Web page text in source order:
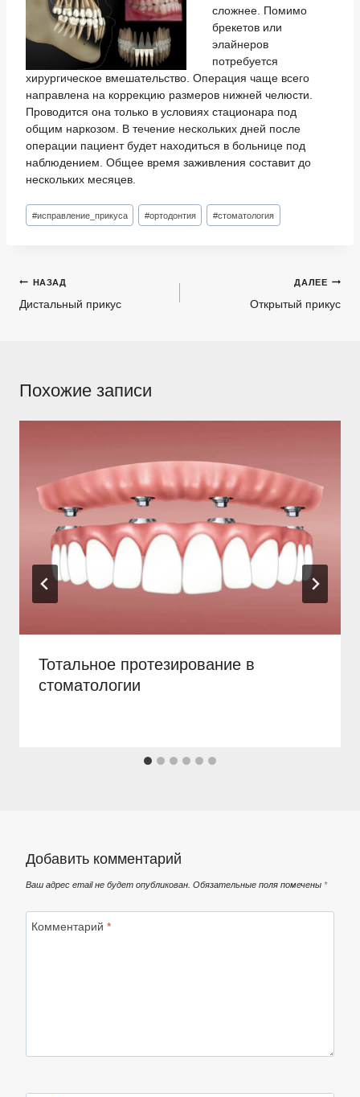
сложнее. Помимо
брекетов или
элайнеров
потребуется
хирургическое вмешательство. Операция чаще всего
направлена на коррекцию размеров нижней челюсти.
Проводится она только в условиях стационара под
общим наркозом. В течение нескольких дней после
операции пациент будет находиться в больнице под
наблюдением. Общее время заживления составит до
нескольких месяцев.
Метки
записи:
#исправление_прикуса #ортодонтия #стоматология
Навигация
по
НАЗАД
Дистальный прикус
ДАЛЕЕ
Открытый прикус
Похожие записи
Тотальное протезирование в
стоматологии
Добавить комментарий
Ваш адрес email не будет опубликован. Обязательные поля помечены *
Комментарий *